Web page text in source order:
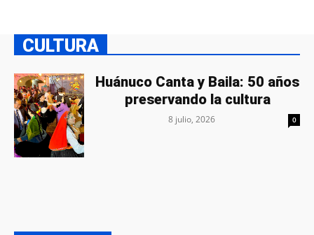
CULTURA
Huánuco Canta y Baila: 50 años
preservando la cultura
8 julio, 2026 0